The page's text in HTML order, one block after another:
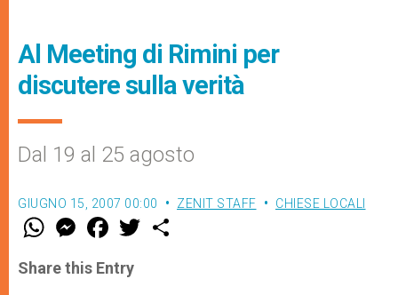
Al Meeting di Rimini per
discutere sulla verità
Dal 19 al 25 agosto
GIUGNO 15, 2007 00:00 ZENIT STAFF CHIESE LOCALI
W
t
s
M
e
s
e
F
a
e
b
w
Share this Entry